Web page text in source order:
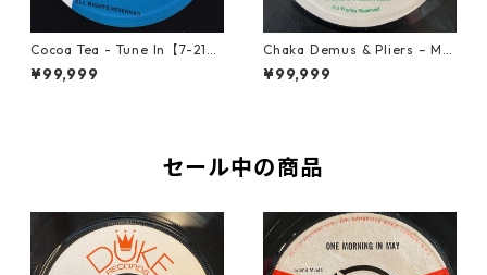
Cocoa Tea - Tune In【7-2187
2】
¥99,999
Chaka Demus & Pliers – Mu
rder She Wrote【7-21777】
¥99,999
セール中の商品